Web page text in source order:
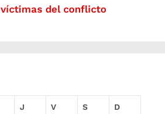
víctimas del conflicto
J V S D